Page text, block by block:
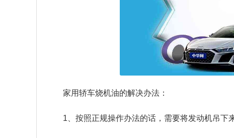
家用轿车烧机油的解决办法：
1、按照正规操作办法的话，需要将发动机吊下